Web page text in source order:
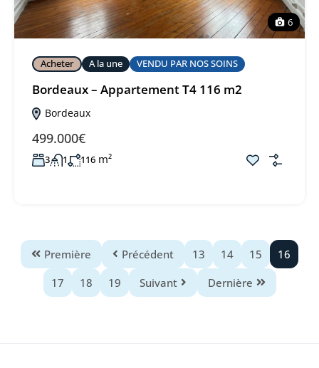
6
Acheter A la une VENDU PAR NOS SOINS
Bordeaux – Appartement T4 116 m2
Bordeaux
499.000€
3 1 116 m²
Première Précédent 13 14 15
16
17
18 19 Suivant Dernière